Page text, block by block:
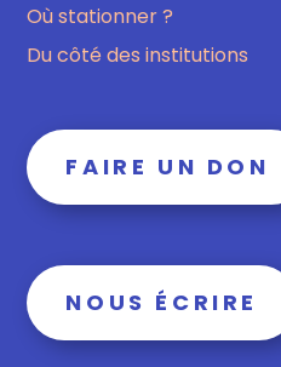
Où stationner ?
Du côté des institutions
FAIRE UN DON
NOUS ÉCRIRE